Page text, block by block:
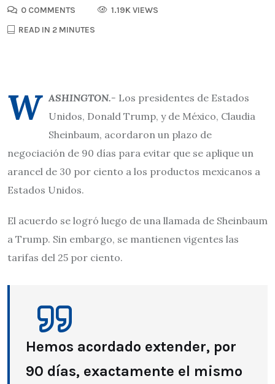
0 COMMENTS
1.19K VIEWS
READ IN 2 MINUTES
W ASHINGTON.- Los presidentes de Estados
Unidos, Donald Trump, y de México, Claudia
Sheinbaum, acordaron un plazo de
negociación de 90 días para evitar que se aplique un
arancel de 30 por ciento a los productos mexicanos a
Estados Unidos.
El acuerdo se logró luego de una llamada de Sheinbaum
a Trump. Sin embargo, se mantienen vigentes las
tarifas del 25 por ciento.
Hemos acordado extender, por
90 días, exactamente el mismo